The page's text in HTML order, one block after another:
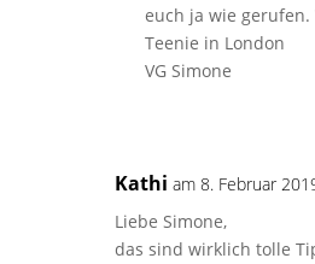
euch ja wie
Teenie in London
VG Simone
Kathi am 8. Februar
Liebe Simone,
das sind wirklich tolle